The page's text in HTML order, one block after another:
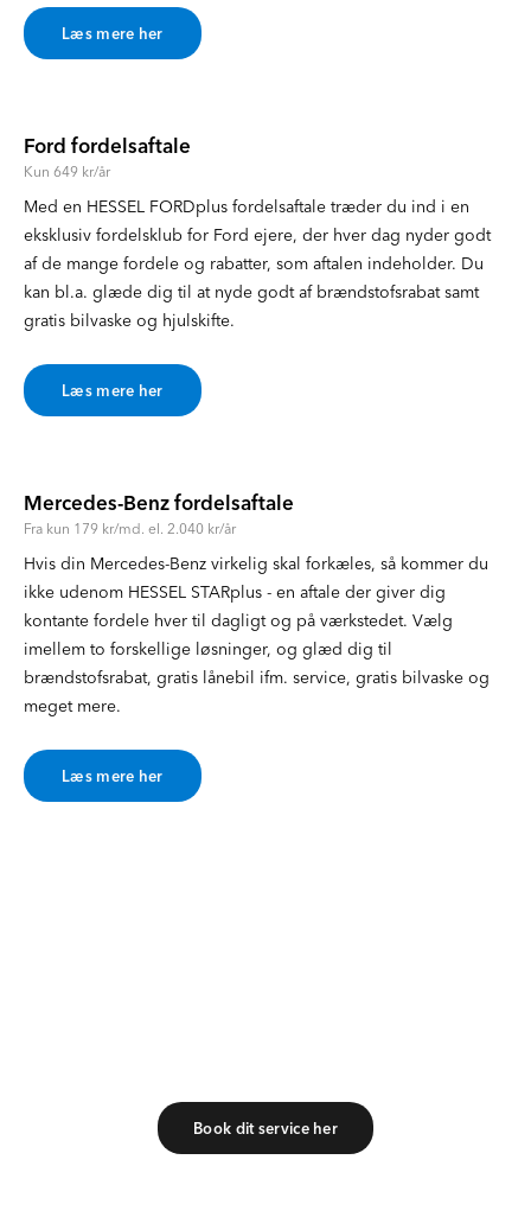
Læs mere her
Ford fordelsaftale
Kun 649 kr/år
Med en HESSEL FORDplus fordelsaftale træder du ind i en
eksklusiv fordelsklub for Ford ejere, der hver dag nyder godt
af de mange fordele og rabatter, som aftalen indeholder. Du
kan bl.a. glæde dig til at nyde godt af brændstofsrabat samt
gratis bilvaske og hjulskifte.
Læs mere her
Mercedes-Benz fordelsaftale
Fra kun 179 kr/md. el. 2.040 kr/år
Hvis din Mercedes-Benz virkelig skal forkæles, så kommer du
ikke udenom HESSEL STARplus - en aftale der giver dig
kontante fordele hver til dagligt og på værkstedet. Vælg
imellem to forskellige løsninger, og glæd dig til
brændstofsrabat, gratis lånebil ifm. service, gratis bilvaske og
meget mere.
Læs mere her
Book dit service her